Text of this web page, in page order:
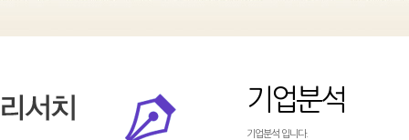
기업분석
기업분석 입니다.